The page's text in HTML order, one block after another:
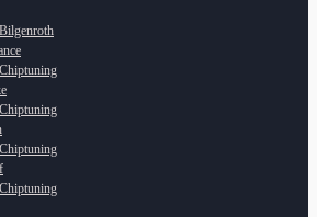
Bilgenroth
Chiptuning
Chiptuning
Chiptuning
Chiptuning